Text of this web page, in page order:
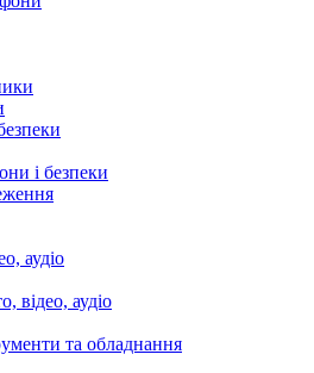
і безпеки
аудіо
відео, аудіо
та обладнання